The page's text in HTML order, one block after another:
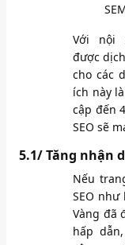
Với nội
được
cho các
ích này
cập đến
SEO sẽ
5.1/ Tăng nhận
Nếu
SEO
Vàng đã
hấp